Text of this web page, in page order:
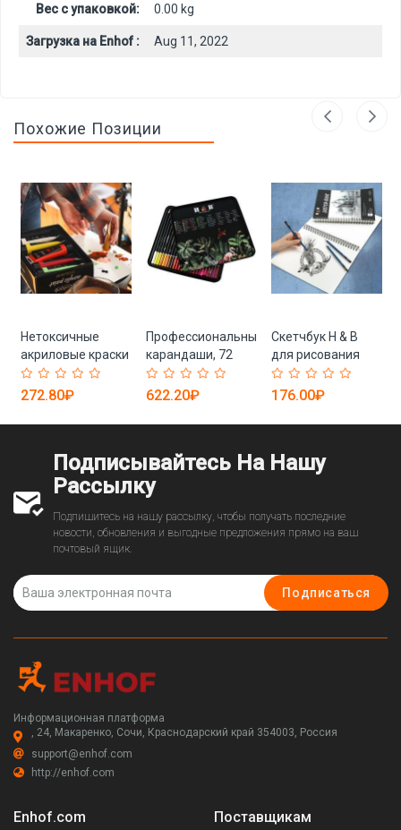
Вес с упаковкой: 0.00 kg
Загрузка на Enhof : Aug 11, 2022
Похожие Позиции
Нетоксичные
акриловые краски
премиум-класса,
12 цветов, набор
272.80₽
Профессиональные
карандаши, 72
цвета
622.20₽
Скетчбук H & B
для рисования
граффити
176.00₽
Подписывайтесь На Нашу
Рассылку
Подпишитесь на нашу рассылку, чтобы получать последние
новости, обновления и выгодные предложения прямо на ваш
почтовый ящик.
Подписаться
Информационная платформа
, 24, Макаренко, Сочи, Краснодарский край 354003, Россия
support@enhof.com
http://enhof.com
Enhof.com Поставщикам